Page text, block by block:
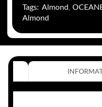
Tags: Almond,
Almond